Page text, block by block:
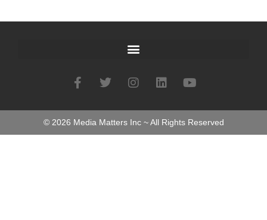
© 2026 Media Matters Inc ~ All Rights Reserved